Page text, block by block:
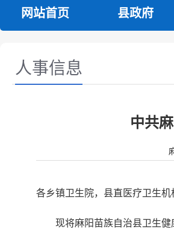
网站首页 县政府
人事信息
中共
各乡镇卫生院，县直医疗卫生
现将麻阳苗族自治县卫生